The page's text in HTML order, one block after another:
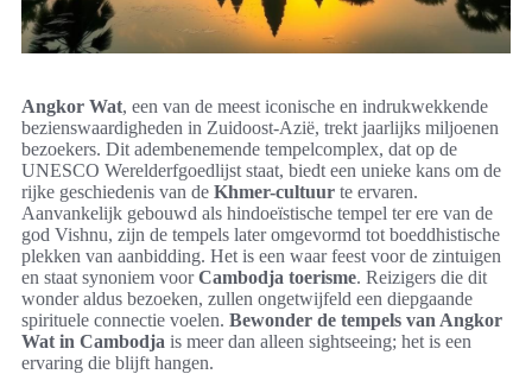
Angkor Wat, een van de meest iconische en indrukwekkende
bezienswaardigheden in Zuidoost-Azië, trekt jaarlijks miljoenen
bezoekers. Dit adembenemende tempelcomplex, dat op de
UNESCO Werelderfgoedlijst staat, biedt een unieke kans om de
rijke geschiedenis van de Khmer-cultuur te ervaren.
Aanvankelijk gebouwd als hindoeïstische tempel ter ere van de
god Vishnu, zijn de tempels later omgevormd tot boeddhistische
plekken van aanbidding. Het is een waar feest voor de zintuigen
en staat synoniem voorCambodja toerisme. Reizigers die dit
wonder aldus bezoeken, zullen ongetwijfeld een diepgaande
spirituele connectie voelen. Bewonder de tempels van Angkor
Wat in Cambodja is meer dan alleen sightseeing; het is een
ervaring die blijft hangen.